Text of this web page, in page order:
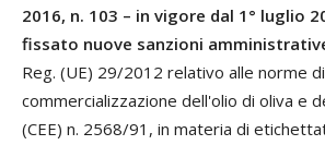
2016, n. 103 – in vigore dal 1° luglio
fissato nuove sanzioni
Reg. (UE) 29/2012 relativo alle norme di
commercializzazione dell'olio di oliva e
(CEE) n. 2568/91, in materia di